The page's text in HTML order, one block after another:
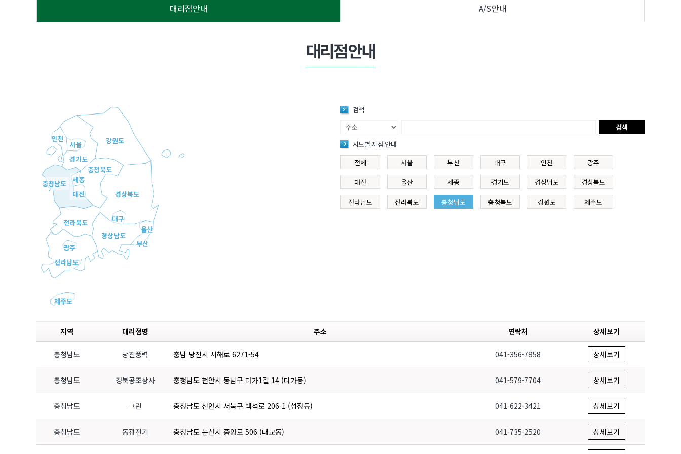
대리점안내 A/S안내
대리점안내
인천
서울
경기도
강원도
충청북도
충청남도
세종
대전
경상북도
전라북도
대구
울산
경상남도
전라남도
광주 부산
제주도
검색
검색
시도별 지점 안내
전체
서울 부산 대구 인천 광주
대전 울산 세종 경기도 경상남도 경상북도
전라남도 전라북도 충청남도 충청북도 강원도 제주도
지역 대리점명 주소 연락처 상세보기
충청남도 당진풍력 충남 당진시 서해로 6271-54 041-356-7858 상세보기
충청남도 경북공조상사 충청남도 천안시 동남구 다가1길 14 (다가동) 041-579-7704 상세보기
충청남도 그린 충청남도 천안시 서북구 백석로 206-1 (성정동) 041-622-3421 상세보기
충청남도 동광전기 충청남도 논산시 중앙로 506 (대교동) 041-735-2520 상세보기